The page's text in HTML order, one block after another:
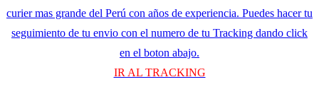
curier mas grande del Perú con años de experiencia. Puedes hacer tu
seguimiento de tu envio con el numero de tu Tracking dando click
en el boton abajo.
IR AL TRACKING